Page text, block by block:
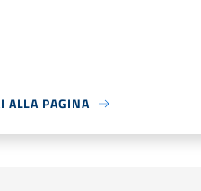
ALLA PAGINA